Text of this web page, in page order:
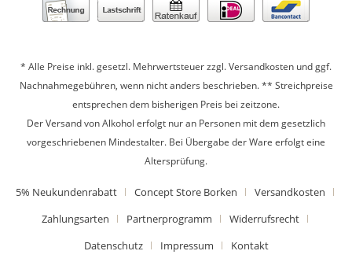
* Alle Preise inkl. gesetzl. Mehrwertsteuer zzgl.Versandkosten und ggf.
Nachnahmegebühren, wenn nicht anders beschrieben. ** Streichpreise
entsprechen dem bisherigen Preis bei zeitzone.
Der Versand von Alkohol erfolgt nur an Personen mit dem gesetzlich
vorgeschriebenen Mindestalter. Bei Übergabe der Ware erfolgt eine
Altersprüfung.
5% Neukundenrabatt Concept Store Borken
Versandkosten
Zahlungsarten
Partnerprogramm
Widerrufsrecht
Datenschutz
Impressum
Kontakt